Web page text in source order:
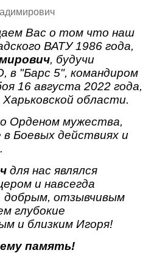
Вас о том что наш
ВАТУ 1986 года,
, будучи
в "Барс 5", командиром
16 августа 2022 года,
Харьковской области.
Орденом мужества,
Боевых действиях и
для нас являлся
и навсегда
отзывчивым
глубокие
и близким Игоря!
память!